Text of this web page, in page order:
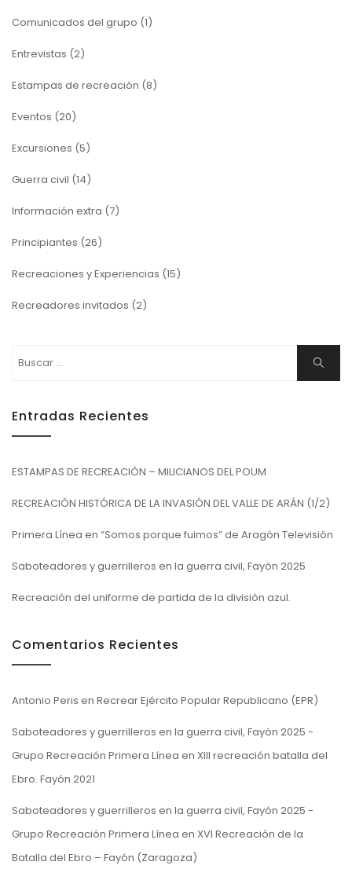
Comunicados del grupo (1)
Entrevistas (2)
Estampas de recreación (8)
Eventos (20)
Excursiones (5)
Guerra civil (14)
Información extra (7)
Principiantes (26)
Recreaciones y Experiencias (15)
Recreadores invitados (2)
Buscar: Buscar
Entradas Recientes
ESTAMPAS DE RECREACIÓN – MILICIANOS DEL POUM
RECREACIÓN HISTÓRICA DE LA INVASIÓN DEL VALLE DE ARÁN (1/2)
Primera Línea en “Somos porque fuimos” de Aragón Televisión
Saboteadores y guerrilleros en la guerra civil, Fayón 2025
Recreación del uniforme de partida de la división azul.
Comentarios Recientes
Antonio Peris en Recrear Ejército Popular Republicano (EPR)
Saboteadores y guerrilleros en la guerra civil, Fayón 2025 -
Grupo Recreación Primera Línea en XIII recreación batalla del
Ebro. Fayón 2021
Saboteadores y guerrilleros en la guerra civil, Fayón 2025 -
Grupo Recreación Primera Línea en XVI Recreación de la
Batalla del Ebro – Fayón (Zaragoza)